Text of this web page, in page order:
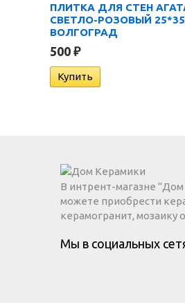
ПЛИТКА ДЛЯ СТЕН
СВЕТЛО-РОЗОВЫЙ 25*35
ВОЛГОГРАД
500 ₽
В интрент-магазне
можете приобрести
керамогранит, мозаику
Мы в социальных